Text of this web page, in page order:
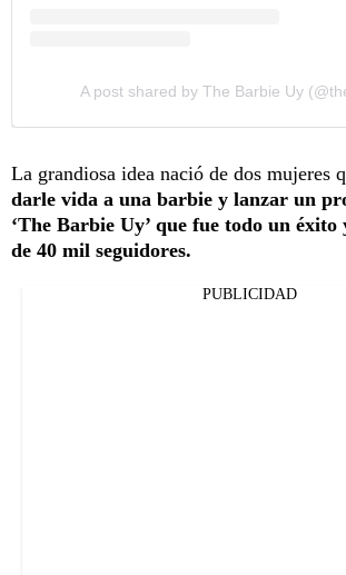
A post shared by The Barbie Uy
La grandiosa idea nació de dos mujeres
darle vida a una barbie y lanzar un
‘The Barbie Uy’ que fue todo un éxito
de 40 mil seguidores.
PUBLICIDAD